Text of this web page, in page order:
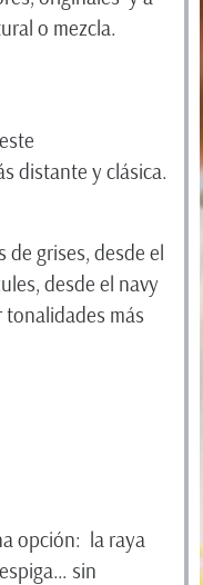
o mezcla.
distante y clásica.
de grises, desde el
desde el navy
más
opción: la raya
sin